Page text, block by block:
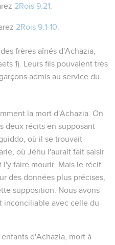
2Rois 9.21
2Rois 9.1-10
frères aînés d'Achazia,
1). Leurs fils pouvaient très
admis au service du
la mort d'Achazia. On
deux récits en supposant
où il se trouvait
où Jéhu l'aurait fait saisir
l'y faire mourir. Mais le récit
des données plus précises,
supposition. Nous avons
inconciliable avec celle du
enfants d'Achazia, mort à